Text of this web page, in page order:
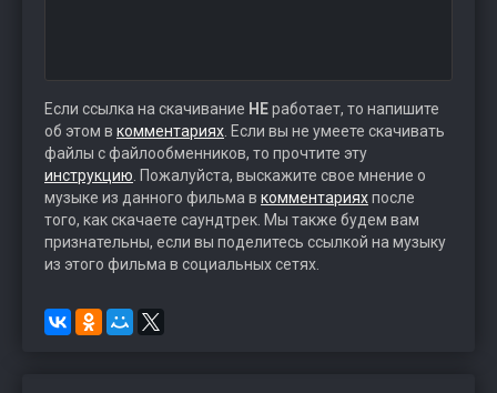
Если ссылка на скачивание НЕработает, то напишите
об этом в комментариях . Если вы не умеете скачивать
файлы с файлообменников, то прочтите эту
инструкцию . Пожалуйста, выскажите свое мнение о
музыке из данного фильма в комментарияхпосле
того, как скачаете саундтрек. Мы также будем вам
признательны, если вы поделитесь ссылкой на музыку
из этого фильма в социальных сетях.